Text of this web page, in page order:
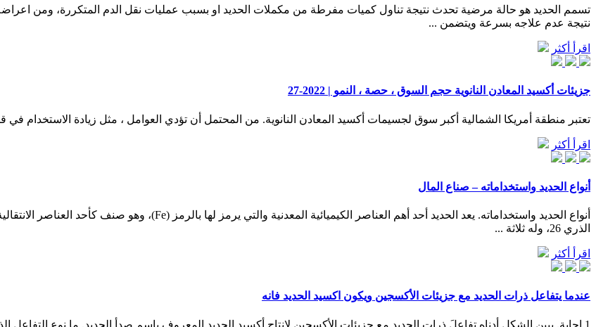
تسمم الحديد هو حالة مرضية تحدث نتيجة تناول كميات مفرطة من مكملات الحديد او بسبب عمليات نقل الدم المتكررة، ومن
نتيجة عدم علاجه بسرعة ويتضمن ...
اقرأ أكثر
جزيئات أكسيد المعادن النانوية حجم السوق ، حصة ، النمو | 2022-27
تعتبر منطقة أمريكا الشمالية أكبر سوق لجسيمات أكسيد المعادن النانوية. من المحتمل أن تؤدي العوامل ، مثل زيادة الاستخدام في
اقرأ أكثر
أنواع الحديد واستخداماته – صناع المال
الذري 26، وله ثلاثة ...
اقرأ أكثر
عندما يتفاعل ذرات الحديد مع جزيئات الأكسجين ويكون اكسيد الحديد فانه